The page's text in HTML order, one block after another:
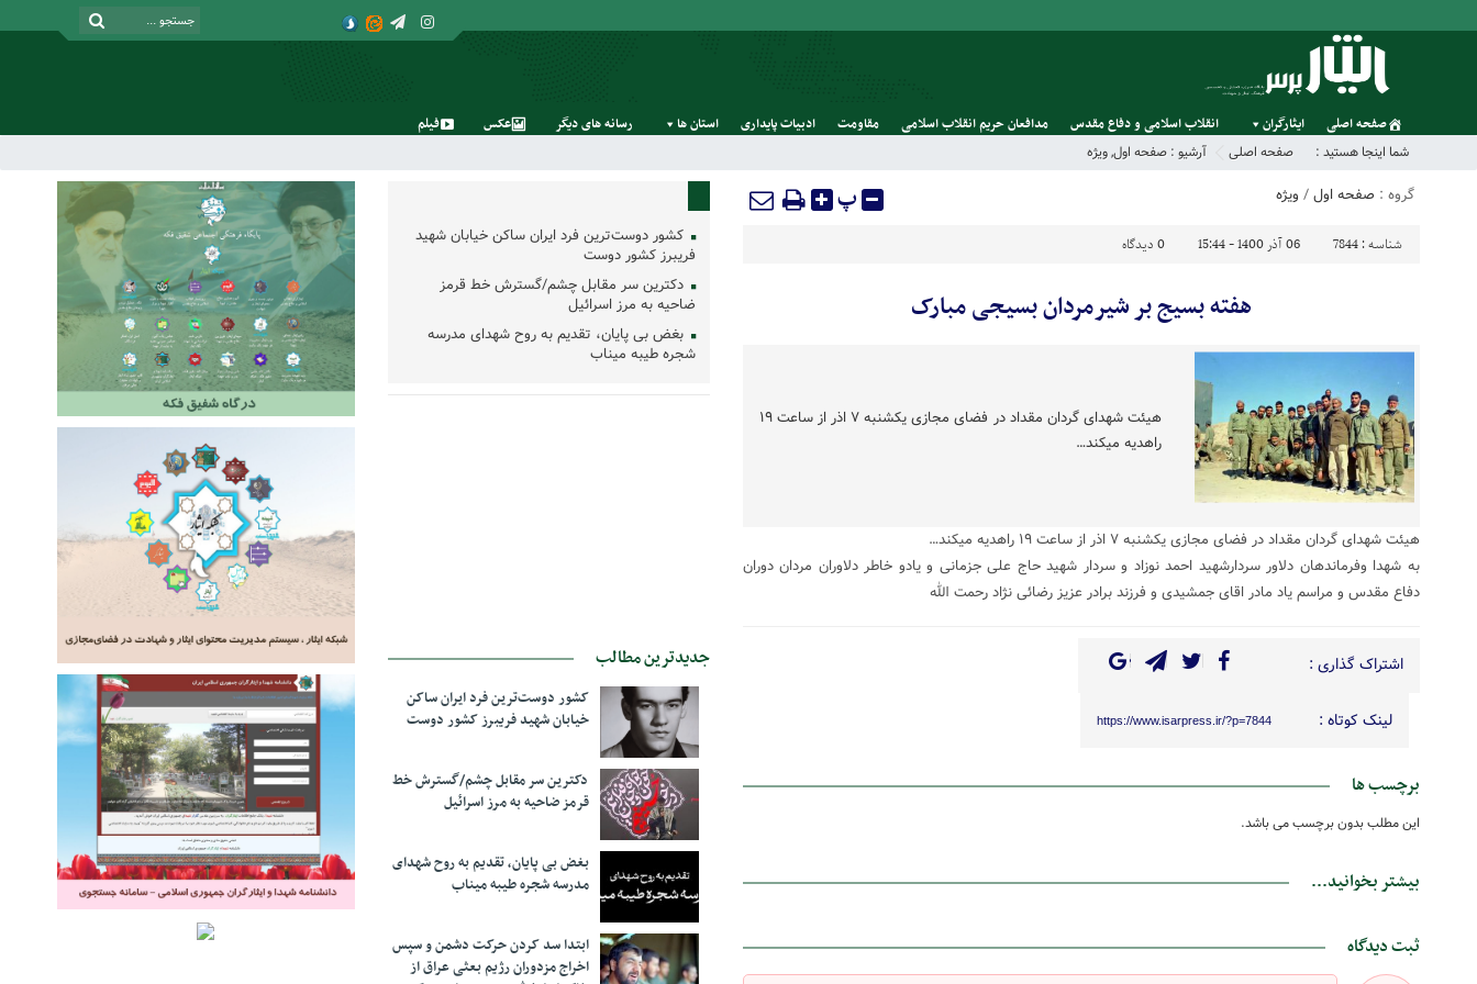
صفحه اصلی ایثارگران انقلاب اسلامی و دفاع مقدس مدافعان حریم انقلاب اسلامی مقاومت ادبیات پایداری استان‌ ها رسانه‌ های‌ دیگر عکس فیلم
شما اینجا هستید : صفحه اصلی آرشیو : صفحه اول,ویژه
گروه : صفحه اول/ ویژه پ
شناسه : 7844 06 آذر 1400 - 15:44 0 دیدگاه
هفته بسیج بر شیرمردان بسیجی مبارک
هیئت شهدای گردان مقداد در فضای مجازی یکشنبه ۷ اذر از ساعت ۱۹
راهدیه میکند…
هیئت شهدای گردان مقداد در فضای مجازی یکشنبه ۷ اذر از ساعت ۱۹ راهدیه میکند…
به شهدا وفرماندهان دلاور سردارشهید احمد نوزاد و سردار شهید حاج علی جزمانی و یادو خاطر دلاوران مردان دوران
دفاع مقدس و مراسم یاد مادر اقای جمشیدی و فرزند برادر عزیز رضائی نژاد رحمت الله
اشتراک گذاری :
لینک کوتاه : https://www.isarpress.ir/?p=7844
برچسب ها
این مطلب بدون برچسب می باشد.
بیشتر بخوانید...
ثبت دیدگاه
کشور دوست‌ترین فرد ایران ساکن خیابان شهید
فریبرز کشور دوست
دکترین سر مقابل چشم/گسترش خط قرمز
ضاحیه به مرز اسرائیل
بغض بی پایان، تقدیم به روح شهدای مدرسه
شجره طیبه میناب
جدیدترین مطالب
کشور دوست‌ترین فرد ایران ساکن
خیابان شهید فریبرز کشور دوست
دکترین سر مقابل چشم/گسترش خط
قرمز ضاحیه به مرز اسرائیل
بغض بی پایان، تقدیم به روح شهدای
مدرسه شجره طیبه میناب
ابتدا سد کردن حرکت دشمن و سپس
اخراج مزدوران رژیم بعثی عراق از